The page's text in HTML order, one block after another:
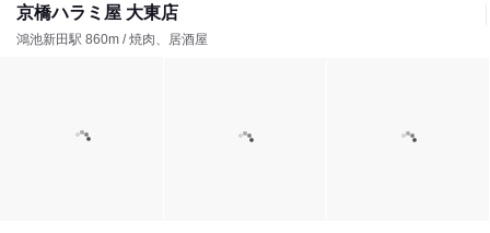
京橋ハラミ屋 大東店
鴻池新田駅 860m / 焼肉、居酒屋